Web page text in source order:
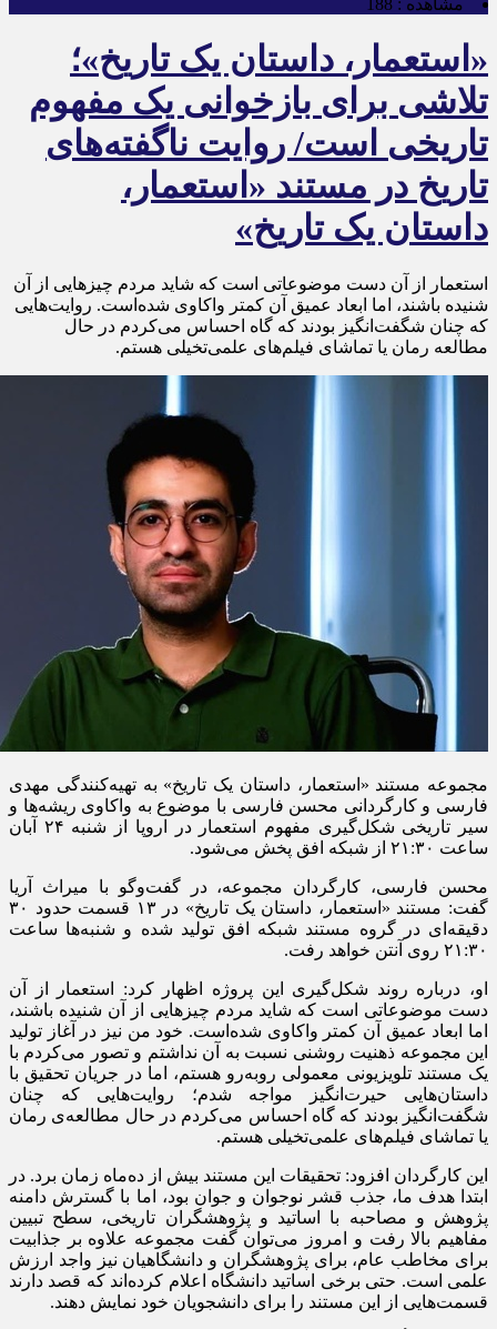
«استعمار، داستان یک تاریخ»؛
تلاشی برای بازخوانی یک مفهوم
تاریخی است/ روایت ناگفته‌های
تاریخ در مستند «استعمار،
داستان یک تاریخ»
استعمار از آن دست موضوعاتی است که شاید مردم چیزهایی از آن
شنیده باشند، اما ابعاد عمیق آن کمتر واکاوی شده‌است. روایت‌هایی
که چنان شگفت‌انگیز بودند که گاه احساس می‌کردم در حال
مطالعه‌ رمان یا تماشای فیلم‌های علمی‌تخیلی هستم.
مجموعه مستند «استعمار، داستان یک تاریخ» به تهیه‌کنندگی مهدی
فارسی و کارگردانی محسن فارسی با موضوع به واکاوی ریشه‌ها و
سیر تاریخی شکل‌گیری مفهوم استعمار در اروپا از شنبه ۲۴ آبان
ساعت ۲۱:۳۰ از شبکه افق پخش می‌شود.
محسن فارسی، کارگردان مجموعه، در گفت‌وگو با میراث آریا
گفت: مستند «استعمار، داستان یک تاریخ» در ۱۳ قسمت حدود ۳۰
دقیقه‌ای در گروه مستند شبکه افق تولید شده و شنبه‌ها ساعت
۲۱:۳۰ روی آنتن خواهد رفت.
او، درباره روند شکل‌گیری این پروژه اظهار کرد: استعمار از آن
دست موضوعاتی است که شاید مردم چیزهایی از آن شنیده باشند،
اما ابعاد عمیق آن کمتر واکاوی شده‌است. خود من نیز در آغاز تولید
این مجموعه ذهنیت روشنی نسبت به آن نداشتم و تصور می‌کردم با
یک مستند تلویزیونی معمولی روبه‌رو هستم، اما در جریان تحقیق با
داستان‌هایی حیرت‌انگیز مواجه شدم؛ روایت‌هایی که چنان
شگفت‌انگیز بودند که گاه احساس می‌کردم در حال مطالعه‌ی رمان
یا تماشای فیلم‌های علمی‌تخیلی هستم.
این کارگردان افزود: تحقیقات این مستند بیش از ده‌ماه زمان برد. در
ابتدا هدف ما، جذب قشر نوجوان و جوان بود، اما با گسترش دامنه‌
پژوهش و مصاحبه با اساتید و پژوهشگران تاریخی، سطح تبیین
مفاهیم بالا رفت و امروز می‌توان گفت مجموعه علاوه بر جذابیت
برای مخاطب عام، برای پژوهشگران و دانشگاهیان نیز واجد ارزش
علمی است. حتی برخی اساتید دانشگاه اعلام کرده‌اند که قصد دارند
قسمت‌هایی از این مستند را برای دانشجویان خود نمایش دهند.